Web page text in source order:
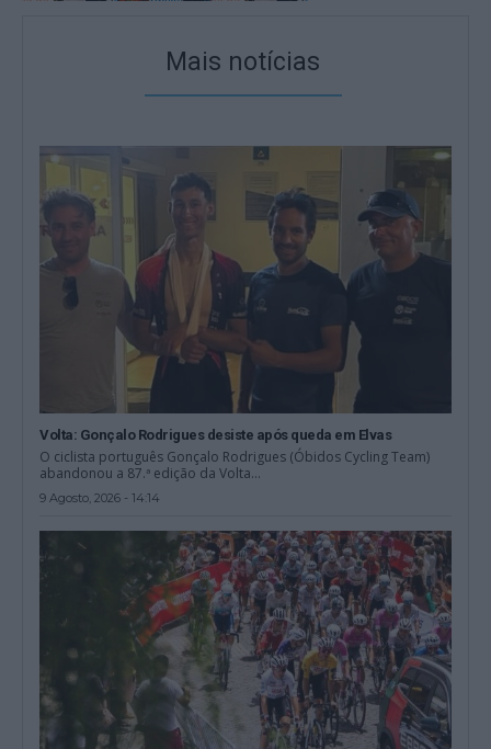
Mais notícias
Volta: Gonçalo Rodrigues desiste após queda em Elvas
O ciclista português Gonçalo Rodrigues (Óbidos Cycling Team)
abandonou a 87.ª edição da Volta...
9 Agosto, 2026 - 14:14